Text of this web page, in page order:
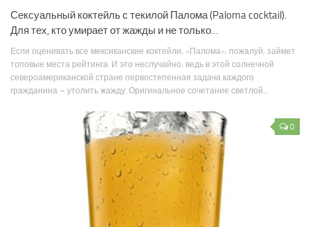
Сексуальный коктейль с текилой Палома (Paloma cocktail).
Для тех, кто умирает от жажды и не только…
Если оценивать все мексиканские коктейли, «Палома», пожалуй, займет
топовые места рейтинга. И это неслучайно, ведь в этой солнечной
североамериканской стране первостепенная задача каждого
гражданина – утолить жажду. Оригинальное сочетание светлой...
0